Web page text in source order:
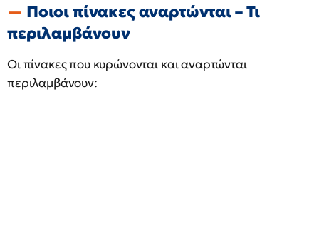
Ποιοι πίνακες αναρτώνται – Τι
περιλαμβάνουν
Οι πίνακες που κυρώνονται και αναρτώνται
περιλαμβάνουν: